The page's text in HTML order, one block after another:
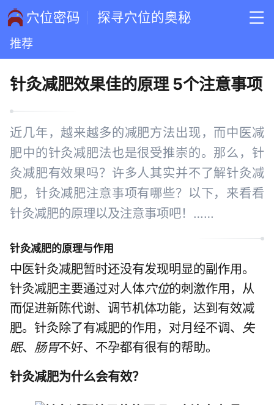
穴位密码 探寻穴位的奥秘
推荐
针灸减肥效果佳的原理 5个注意事项
近几年，越来越多的减肥方法出现，而中医减
肥中的针灸减肥法也是很受推崇的。那么，针
灸减肥有效果吗？许多人其实并不了解针灸减
肥，针灸减肥注意事项有哪些？以下，来看看
针灸减肥的原理以及注意事项吧！……
针灸减肥的原理与作用
中医针灸减肥暂时还没有发现明显的副作用。
针灸减肥主要通过对人体穴位的刺激作用，从
而促进新陈代谢、调节机体功能，达到有效减
肥。针灸除了有减肥的作用，对月经不调、 失
眠、 肠胃不好、不孕都有很有的帮助。
针灸减肥为什么会有效？